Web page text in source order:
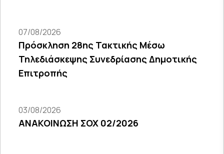
07/08/2026
Πρόσκληση 28ης Τακτικής Μέσω
Τηλεδιάσκεψης Συνεδρίασης Δημοτικής
Επιτροπής
03/08/2026
ΑΝΑΚΟΙΝΩΣΗ ΣΟΧ 02/2026